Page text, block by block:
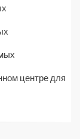
центре для